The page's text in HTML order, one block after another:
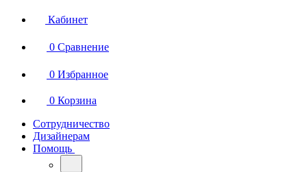
Кабинет
0 Сравнение
0 Избранное
0 Корзина
Сотрудничество
Дизайнерам
Помощь